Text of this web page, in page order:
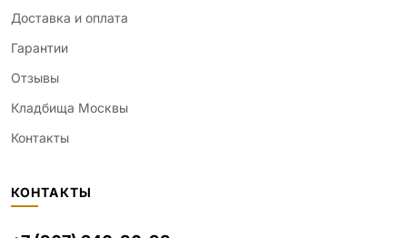
Доставка и оплата
Гарантии
Отзывы
Кладбища Москвы
Контакты
КОНТАКТЫ